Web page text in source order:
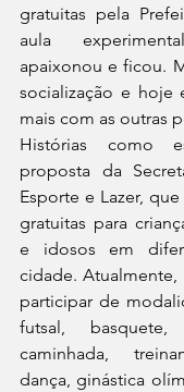
gratuitas pela
aula
apaixonou e ficou.
socialização e hoje
mais com as outras
Histórias como
proposta da
Esporte e Lazer,
gratuitas para
e idosos em
cidade.
participar de
futsal,
caminhada,
dança, ginástica